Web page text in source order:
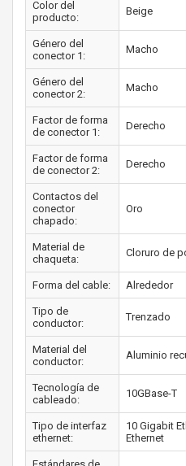
Color del
producto:
Beige
Género del
conector 1:
Macho
Género del
conector 2:
Macho
Factor de forma
de conector 1:
Derecho
Factor de forma
de conector 2:
Derecho
Contactos del
conector
chapado:
Oro
Material de
chaqueta:
Cloruro de
Forma del cable: Alrededor
Tipo de
conductor:
Trenzado
Material del
conductor:
Aluminio
Tecnología de
cableado:
10GBase-T
Tipo de interfaz
ethernet:
10 Gigabit
Ethernet